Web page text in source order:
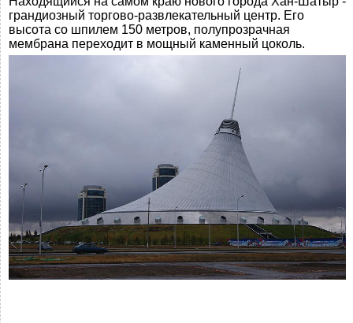
грандиозный торгово-развлекательный центр. Его
высота со шпилем 150 метров, полупрозрачная
мембрана переходит в мощный каменный цоколь.